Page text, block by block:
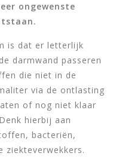
ongewenste
is dat er letterlijk
darmwand passeren
die niet in de
via de ontlasting
of nog niet klaar
hierbij aan
bacteriën,
ziekteverwekkers.